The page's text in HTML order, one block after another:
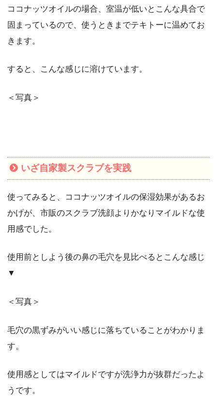
ココナッツオイルの場合、室温が低いとこんな具合で
固まっているので、使うときまでテキトーに温めてお
きます。
すると、こんな感じに溶けています。
＜写真＞
いざ自家製スクラブを実践
使ってみると、ココナッツオイルの保湿効果があるお
かげが、市販のスクラブ洗顔よりかなりマイルドな使
用感でした。
使用前としよう後の鼻の毛穴を見比べるとこんな感じ
▼
＜写真＞
毛穴の黒ずみがいい感じに落ちていることがわかりま
す。
使用感としてはマイルドですが洗浄力が抜群だったよ
うです。